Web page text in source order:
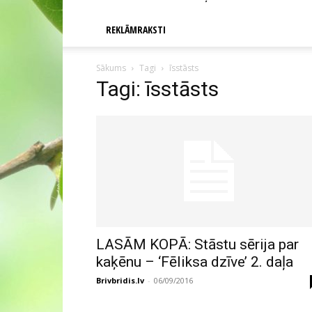
REKLĀMRAKSTI
Sākums Tagi īsstāsts
Tagi: īsstāsts
LASĀM KOPĀ: Stāstu sērija par
kaķēnu – ‘Fēliksa dzīve’ 2. daļa
Brivbridis.lv - 06/09/2016